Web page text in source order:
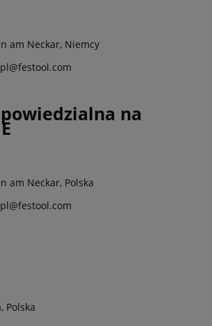
am Neckar, Niemcy
na
am Neckar, Polska
Polska